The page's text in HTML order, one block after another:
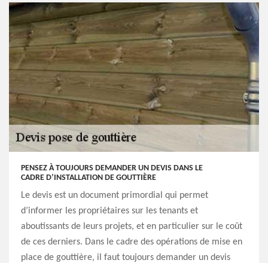
PENSEZ À TOUJOURS DEMANDER UN DEVIS DANS LE
CADRE D’INSTALLATION DE GOUTTIÈRE
Le devis est un document primordial qui permet
d’informer les propriétaires sur les tenants et
aboutissants de leurs projets, et en particulier sur le coût
de ces derniers. Dans le cadre des opérations de mise en
place de gouttière, il faut toujours demander un devis